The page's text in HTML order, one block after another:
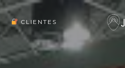
CLIENTES